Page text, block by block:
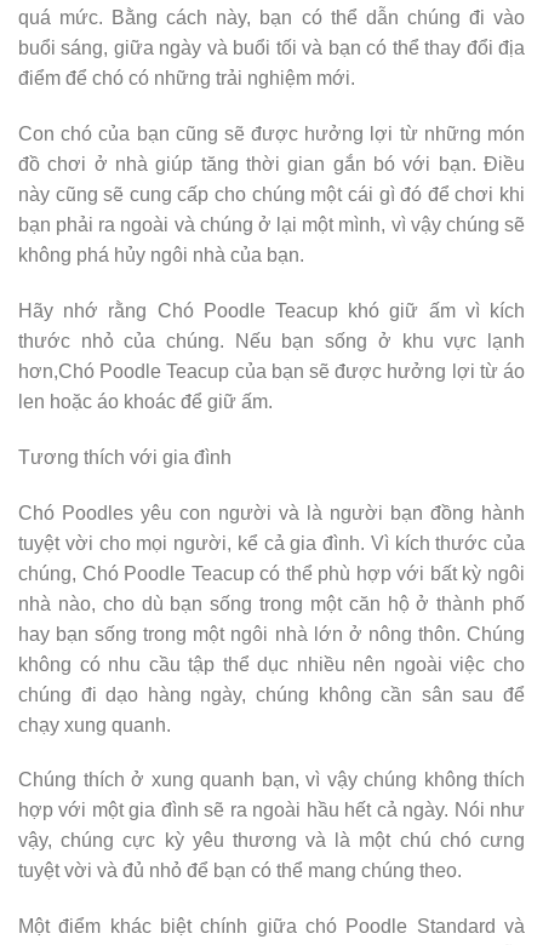
quá mức. Bằng cách này, bạn có thể dẫn chúng đi vào
buổi sáng, giữa ngày và buổi tối và bạn có thể thay đổi địa
điểm để chó có những trải nghiệm mới.
Con chó của bạn cũng sẽ được hưởng lợi từ những món
đồ chơi ở nhà giúp tăng thời gian gắn bó với bạn. Điều
này cũng sẽ cung cấp cho chúng một cái gì đó để chơi khi
bạn phải ra ngoài và chúng ở lại một mình, vì vậy chúng sẽ
không phá hủy ngôi nhà của bạn.
Hãy nhớ rằng Chó Poodle Teacup khó giữ ấm vì kích
thước nhỏ của chúng. Nếu bạn sống ở khu vực lạnh
hơn,Chó Poodle Teacup của bạn sẽ được hưởng lợi từ áo
len hoặc áo khoác để giữ ấm.
Tương thích với gia đình
Chó Poodles yêu con người và là người bạn đồng hành
tuyệt vời cho mọi người, kể cả gia đình. Vì kích thước của
chúng, Chó Poodle Teacup có thể phù hợp với bất kỳ ngôi
nhà nào, cho dù bạn sống trong một căn hộ ở thành phố
hay bạn sống trong một ngôi nhà lớn ở nông thôn. Chúng
không có nhu cầu tập thể dục nhiều nên ngoài việc cho
chúng đi dạo hàng ngày, chúng không cần sân sau để
chạy xung quanh.
Chúng thích ở xung quanh bạn, vì vậy chúng không thích
hợp với một gia đình sẽ ra ngoài hầu hết cả ngày. Nói như
vậy, chúng cực kỳ yêu thương và là một chú chó cưng
tuyệt vời và đủ nhỏ để bạn có thể mang chúng theo.
Một điểm khác biệt chính giữa chó Poodle Standard và